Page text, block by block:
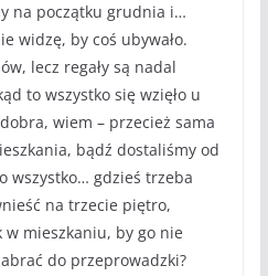
na początku grudnia i…
widzę, by coś ubywało.
lecz regały są nadal
to wszystko się wzięło u
wiem – przecież sama
bądź dostaliśmy od
wszystko… gdzieś trzeba
na trzecie piętro,
w mieszkaniu, by go nie
do przeprowadzki?